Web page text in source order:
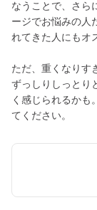
なうことで、さら
ージでお悩みの人
れてきた人にもオ
ただ、重くなりす
ずっしりしっとり
く感じられるかも
てください。